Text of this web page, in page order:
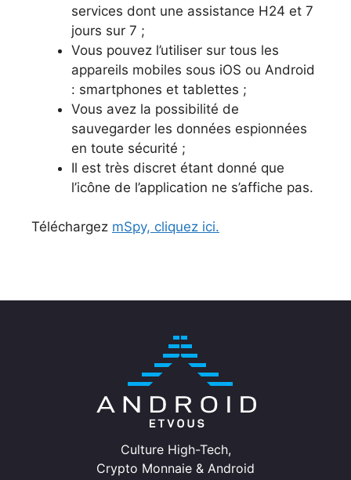
services dont une assistance H24 et 7
jours sur 7 ;
Vous pouvez l’utiliser sur tous les
appareils mobiles sous iOS ou Android
: smartphones et tablettes ;
Vous avez la possibilité de
sauvegarder les données espionnées
en toute sécurité ;
Il est très discret étant donné que
l’icône de l’application ne s’affiche pas.
Téléchargez mSpy, cliquez ici.
Culture High-Tech,
Crypto Monnaie & Android